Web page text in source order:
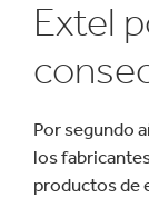
Extel
Por segundo
los
productos de